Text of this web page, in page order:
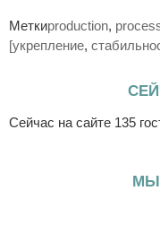
Меткиproduction,
[укрепление,
Сейчас на сайте 135
МЫ